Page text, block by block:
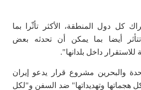
كل دول المنطقة، الأكثر تأثّرا بما
أيضا بما يمكن أن تحدثه بعض
داخل بلدانها".
والبحرين مشروع قرار يدعو إيران
هجماتها وتهديداتها" ضد السفن و"لكل